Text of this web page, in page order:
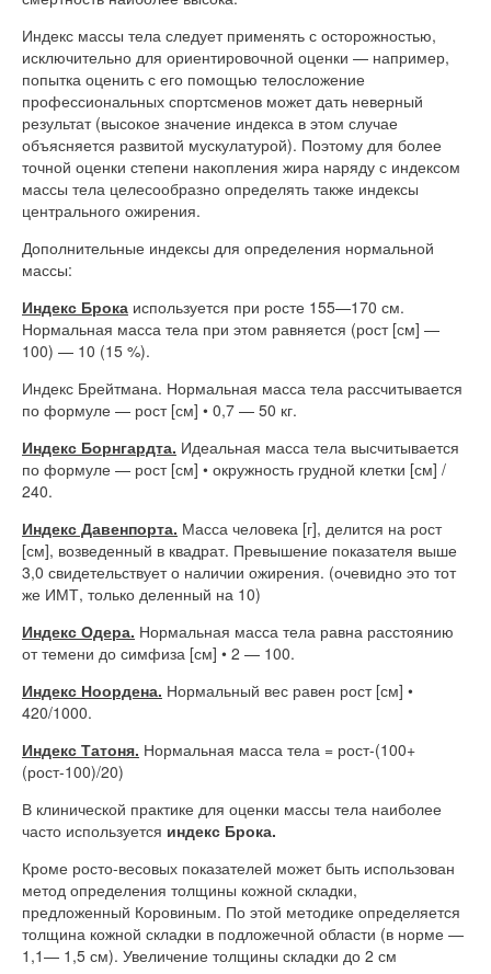
Индекс массы тела следует применять с осторожностью,
исключительно для ориентировочной оценки — например,
попытка оценить с его помощью телосложение
профессиональных спортсменов может дать неверный
результат (высокое значение индекса в этом случае
объясняется развитой мускулатурой). Поэтому для более
точной оценки степени накопления жира наряду с индексом
массы тела целесообразно определять также индексы
центрального ожирения.
Дополнительные индексы для определения нормальной
массы:
Индекс Брока используется при росте 155—170 см.
Нормальная масса тела при этом равняется (рост [см] —
100) — 10 (15 %).
Индекс Брейтмана. Нормальная масса тела рассчитывается
по формуле — рост [см] • 0,7 — 50 кг.
Индекс Борнгардта. Идеальная масса тела высчитывается
по формуле — рост [см] • окружность грудной клетки [см] /
240.
Индекс Давенпорта. Масса человека [г], делится на рост
[см], возведенный в квадрат. Превышение показателя выше
3,0 свидетельствует о наличии ожирения. (очевидно это тот
же ИМТ, только деленный на 10)
Индекс Одера. Нормальная масса тела равна расстоянию
от темени до симфиза [см] • 2 — 100.
Индекс Ноордена. Нормальный вес равен рост [см] •
420/1000.
Индекс Татоня. Нормальная масса тела = рост-(100+
(рост-100)/20)
В клинической практике для оценки массы тела наиболее
часто используется индекс Брока.
Кроме росто-весовых показателей может быть использован
метод определения толщины кожной складки,
предложенный Коровиным. По этой методике определяется
толщина кожной складки в подложечной области (в норме —
1,1— 1,5 см). Увеличение толщины складки до 2 см